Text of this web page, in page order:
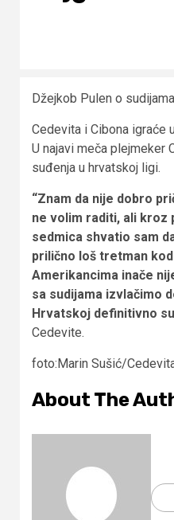
Džejkob Pulen o
Cedevita i Cibona igraće
U najavi meča plejmeker
suđenja u hrvatskoj ligi.
“Znam da nije dobro
ne volim raditi, ali kroz
sedmica shvatio sam
prilično loš tretman kod
Amerikancima inače
sa sudijama izvlačimo
Hrvatskoj definitivno
Cedevite.
foto:Marin Sušić/
About The